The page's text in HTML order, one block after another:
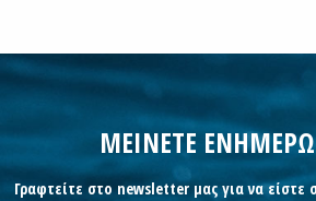
ΜΕΙΝΕΤΕ
Γραφτείτε στο newsletter μας για να είστε